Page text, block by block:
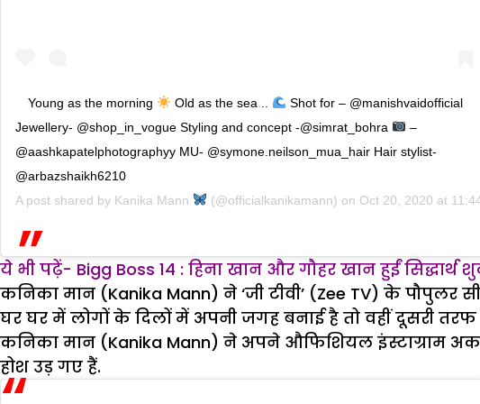
Young as the morning Old as the sea ..
Shot for – @manishvaidofficial
Jewellery- @shop_in_vogue Styling and concept -@simrat_bohra
–
@aashkapatelphotographyy MU- @symone.neilson_mua_hair Hair stylist-
@arbazshaikh6210
A post shared by Kanika Mann (@officialkanikamann) on Oct 20, 2020 at
ये भी पढ़ें- Bigg Boss 14 : हिना खान और गौहर खान हुईं सिद्धार्थ
कनिका मान (Kanika Mann) ने ‘जी टीवी’ (Zee TV) के पौपुलर
घर घर में लोगों के दिलों में अपनी जगह बनाई है तो वहीं दूसरी
कनिका मान (Kanika Mann) ने अपने औफिशियल इंस्टाग्राम
होश उड़ गए हैं.